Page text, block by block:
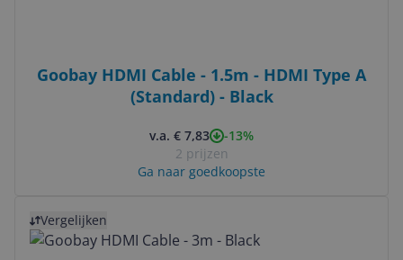
Goobay HDMI Cable - 1.5m - HDMI Type A
(Standard) - Black
v.a. € 7,83
-13%
2 prijzen
Ga naar goedkoopste
Vergelijken